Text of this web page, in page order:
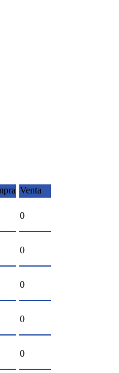
Venta
0
0
0
0
0